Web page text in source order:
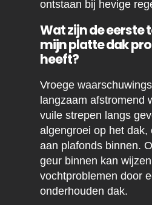
ontstaan bij hevige
Wat zijn de eerste
mijn platte dak
heeft?
Vroege
langzaam afstromend
vuile strepen langs
algengroei op het dak,
aan plafonds binnen.
geur binnen kan
vochtproblemen door
onderhouden dak.